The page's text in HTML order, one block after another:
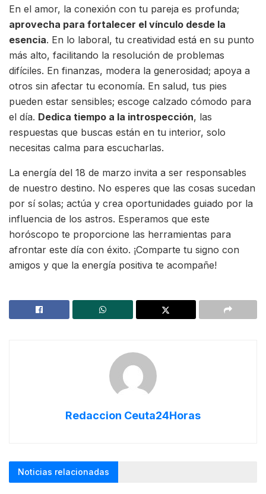
En el amor, la conexión con tu pareja es profunda;
aprovecha para fortalecer el vínculo desde la
esencia. En lo laboral, tu creatividad está en su punto
más alto, facilitando la resolución de problemas
difíciles. En finanzas, modera la generosidad; apoya a
otros sin afectar tu economía. En salud, tus pies
pueden estar sensibles; escoge calzado cómodo para
el día. Dedica tiempo a la introspección, las
respuestas que buscas están en tu interior, solo
necesitas calma para escucharlas.
La energía del 18 de marzo invita a ser responsables
de nuestro destino. No esperes que las cosas sucedan
por sí solas; actúa y crea oportunidades guiado por la
influencia de los astros. Esperamos que este
horóscopo te proporcione las herramientas para
afrontar este día con éxito. ¡Comparte tu signo con
amigos y que la energía positiva te acompañe!
Redaccion Ceuta24Horas
Noticias relacionadas